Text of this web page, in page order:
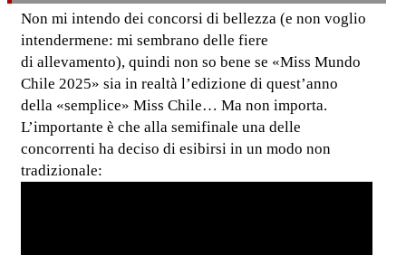
Non mi intendo dei concorsi di bellezza (e non voglio
intendermene: mi sembrano delle fiere
di allevamento), quindi non so bene se «Miss Mundo
Chile 2025» sia in realtà l’edizione di quest’anno
della «semplice» Miss Chile… Ma non importa.
L’importante è che alla semifinale una delle
concorrenti ha deciso di esibirsi in un modo non
tradizionale: